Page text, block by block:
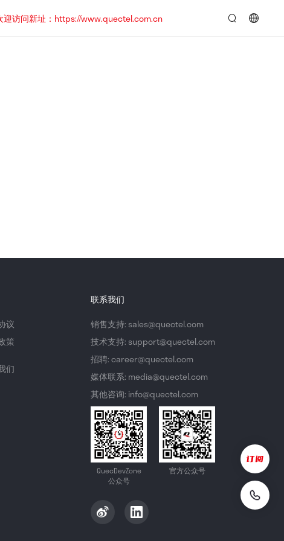
迎访问新址：https://www.quectel.com.cn
议
策
们
联系我们
销售支持: sales@quectel.com
技术支持: support@quectel.com
招聘: career@quectel.com
媒体联系: media@quectel.com
其他咨询: info@quectel.com
QuecDevZone
公众号
官方公众号